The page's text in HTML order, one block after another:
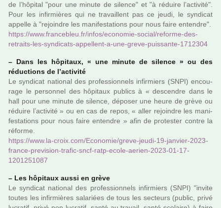
de l’hôpi­tal "pour une minute de silence" et "à réduire l’acti­vité".
Pour les infir­miè­res qui ne tra­vaillent pas ce jeudi, le syn­di­cat
appelle à "rejoin­dre les mani­fes­ta­tions pour nous faire enten­dre".
https://www.fran­ce­bleu.fr/infos/eco­no­mie-social/reforme-des-
retraits-les-syn­di­cats-appel­lent-a-une-greve-puis­sante-1712304
– Dans les hôpi­taux, « une minute de silence » ou des
réduc­tions de l’acti­vité
Le syn­di­cat natio­nal des pro­fes­sion­nels infir­miers (SNPI) encou­
rage le per­son­nel des hôpi­taux publics à « des­­cen­­dre dans le
hall pour une minute de silence, dépo­­ser une heure de grève ou
réduire l’acti­­vité » ou en cas de repos, « aller rejoin­­dre les mani­­
fes­­ta­­tions pour nous faire enten­­dre » afin de pro­tes­ter contre la
réforme.
https://www.la-croix.com/Economie/greve-jeudi-19-jan­vier-2023-
france-pre­vi­sion-trafic-sncf-ratp-ecole-aerien-2023-01-17-
1201251087
– Les hôpi­taux aussi en grève
Le syn­di­cat natio­nal des pro­fes­sion­nels infir­miers (SNPI) "invite
toutes les infir­miè­res sala­riées de tous les sec­teurs (public, privé